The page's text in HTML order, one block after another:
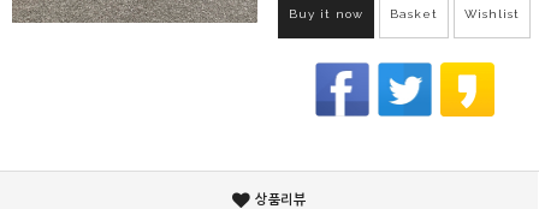
Buy it now Basket Wishlist
상품리뷰